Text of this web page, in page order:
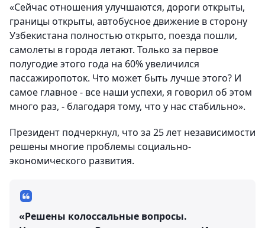
«Сейчас отношения улучшаются, дороги открыты,
границы открыты, автобусное движение в сторону
Узбекистана полностью открыто, поезда пошли,
самолеты в города летают. Только за первое
полугодие этого года на 60% увеличился
пассажиропоток. Что может быть лучше этого? И
самое главное - все наши успехи, я говорил об этом
много раз, - благодаря тому, что у нас стабильно».
Президент подчеркнул, что за 25 лет независимости
решены многие проблемы социально-
экономического развития.
«Решены колоссальные вопросы.